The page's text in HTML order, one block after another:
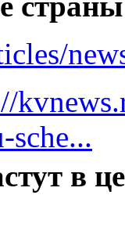
sche...
в